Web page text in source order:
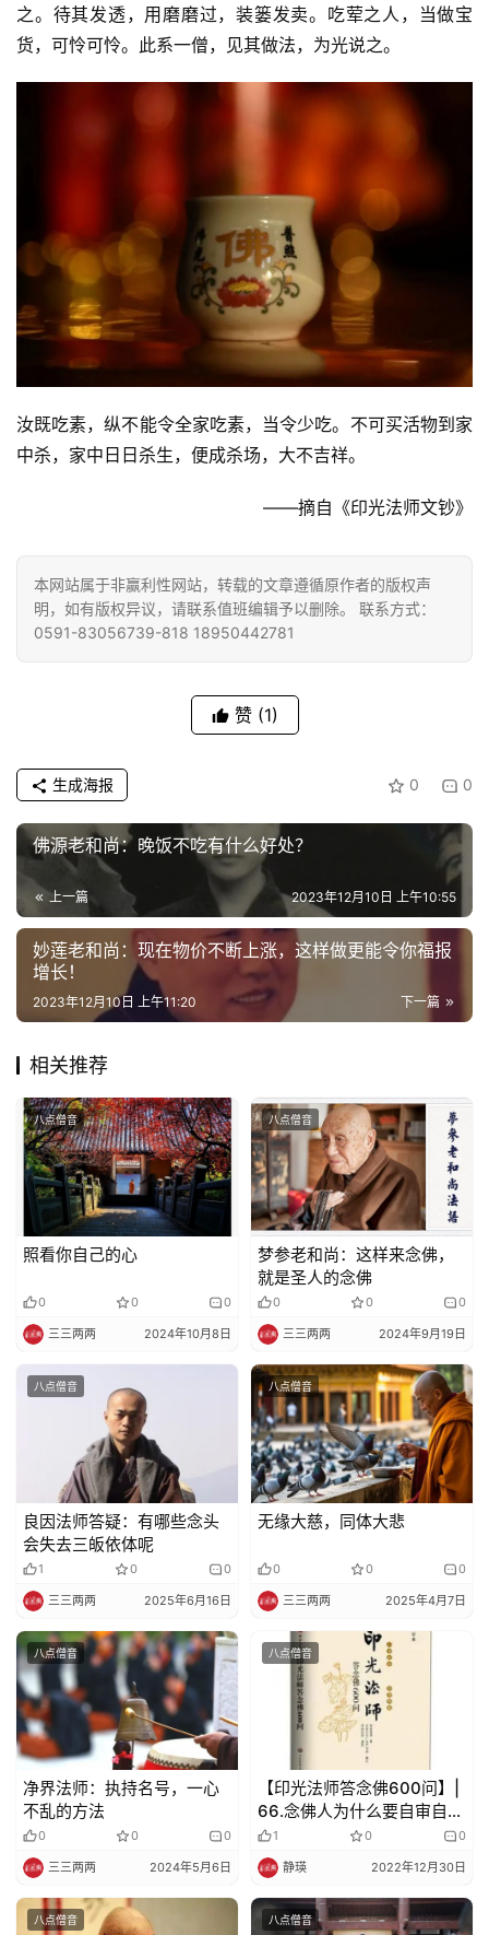
提
专
善
佛
教
物
寺
视
频
教
术
政
策
法
规
责
明
登录 注册
之。待其发透，用磨磨过，装篓发卖。吃荤之人，当做宝
货，可怜可怜。此系一僧，见其做法，为光说之。
汝既吃素，纵不能令全家吃素，当令少吃。不可买活物到家
中杀，家中日日杀生，便成杀场，大不吉祥。
——摘自《印光法师文钞》
本网站属于非赢利性网站，转载的文章遵循原作者的版权声
明，如有版权异议，请联系值班编辑予以删除。 联系方式：
0591-83056739-818 18950442781
赞 (1)
0 0
生成海报
佛源老和尚：晚饭不吃有什么好处？
上一篇 2023年12月10日 上午10:55
妙莲老和尚：现在物价不断上涨，这样做更能令你福报
增长！
下一篇
2023年12月10日 上午11:20
相关推荐
八点僧音
照看你自己的心
0 0 0
三三两两 2024年10月8日
八点僧音
梦参老和尚：这样来念佛，
就是圣人的念佛
0 0 0
三三两两 2024年9月19日
八点僧音
良因法师答疑：有哪些念头
会失去三皈依体呢
1 0 0
三三两两 2025年6月16日
八点僧音
无缘大慈，同体大悲
0 0 0
三三两两 2025年4月7日
八点僧音
净界法师：执持名号，一心
不乱的方法
0 0 0
三三两两 2024年5月6日
八点僧音
【印光法师答念佛600问】|
66.念佛人为什么要自审自知
根基？
1 0 0
静瑛 2022年12月30日
八点僧音 八点僧音